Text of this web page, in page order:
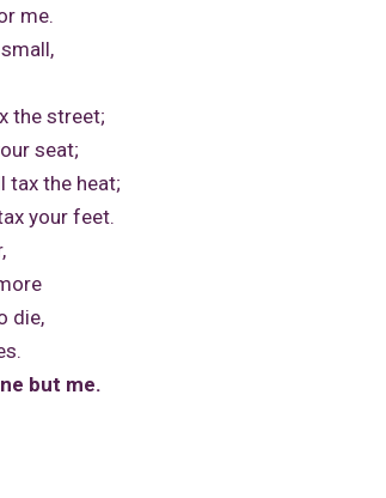
me.
the street;
seat;
the heat;
your feet.
die,
but me.